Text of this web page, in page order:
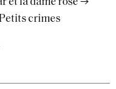
Petits crimes